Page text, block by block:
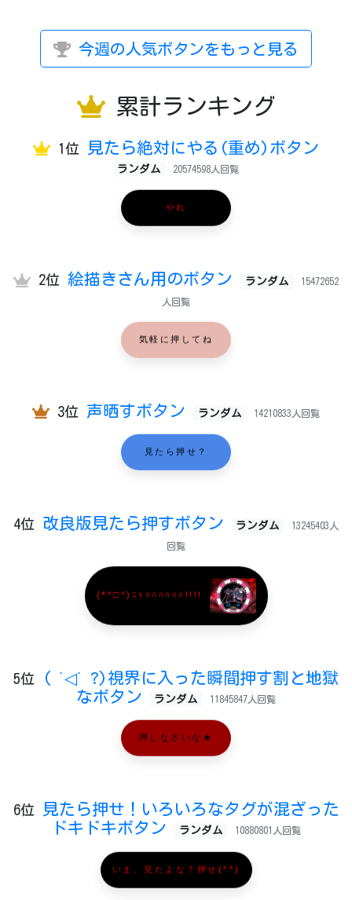
今週の人気ボタンをもっと見る
累計ランキング
1位 見たら絶対にやる(重め)ボタン
ランダム 20574598人回覧
やれ
2位 絵描きさん用のボタン ランダム 15472652
人回覧
気軽に押してね
3位 声晒すボタン ランダム 14210833人回覧
見たら押せ？
4位 改良版見たら押すボタン ランダム 13245403人
回覧
(*^□^)ﾆｬﾊﾊﾊﾊﾊﾊ!!!!
5位
( ˙◁˙ ?)視界に入った瞬間押す割と地獄
なボタン
ランダム 11845847人回覧
押しなさいな★
6位
見たら押せ！いろいろなタグが混ざった
ドキドキボタン
ランダム 10880801人回覧
いま、見たよな？押せ(^^)